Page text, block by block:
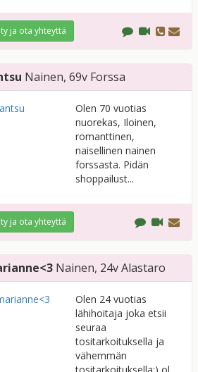
ja ota yhteyttä
Nainen, 69v Forssa
Olen 70 vuotias
nuorekas, Iloinen,
romanttinen,
naisellinen nainen
forssasta. Pidän
shoppailust...
ja ota yhteyttä
Nainen, 24vAlastaro
Olen 24 vuotias
lähihoitaja joka etsii
seuraa
tositarkoituksella ja
vähemmän